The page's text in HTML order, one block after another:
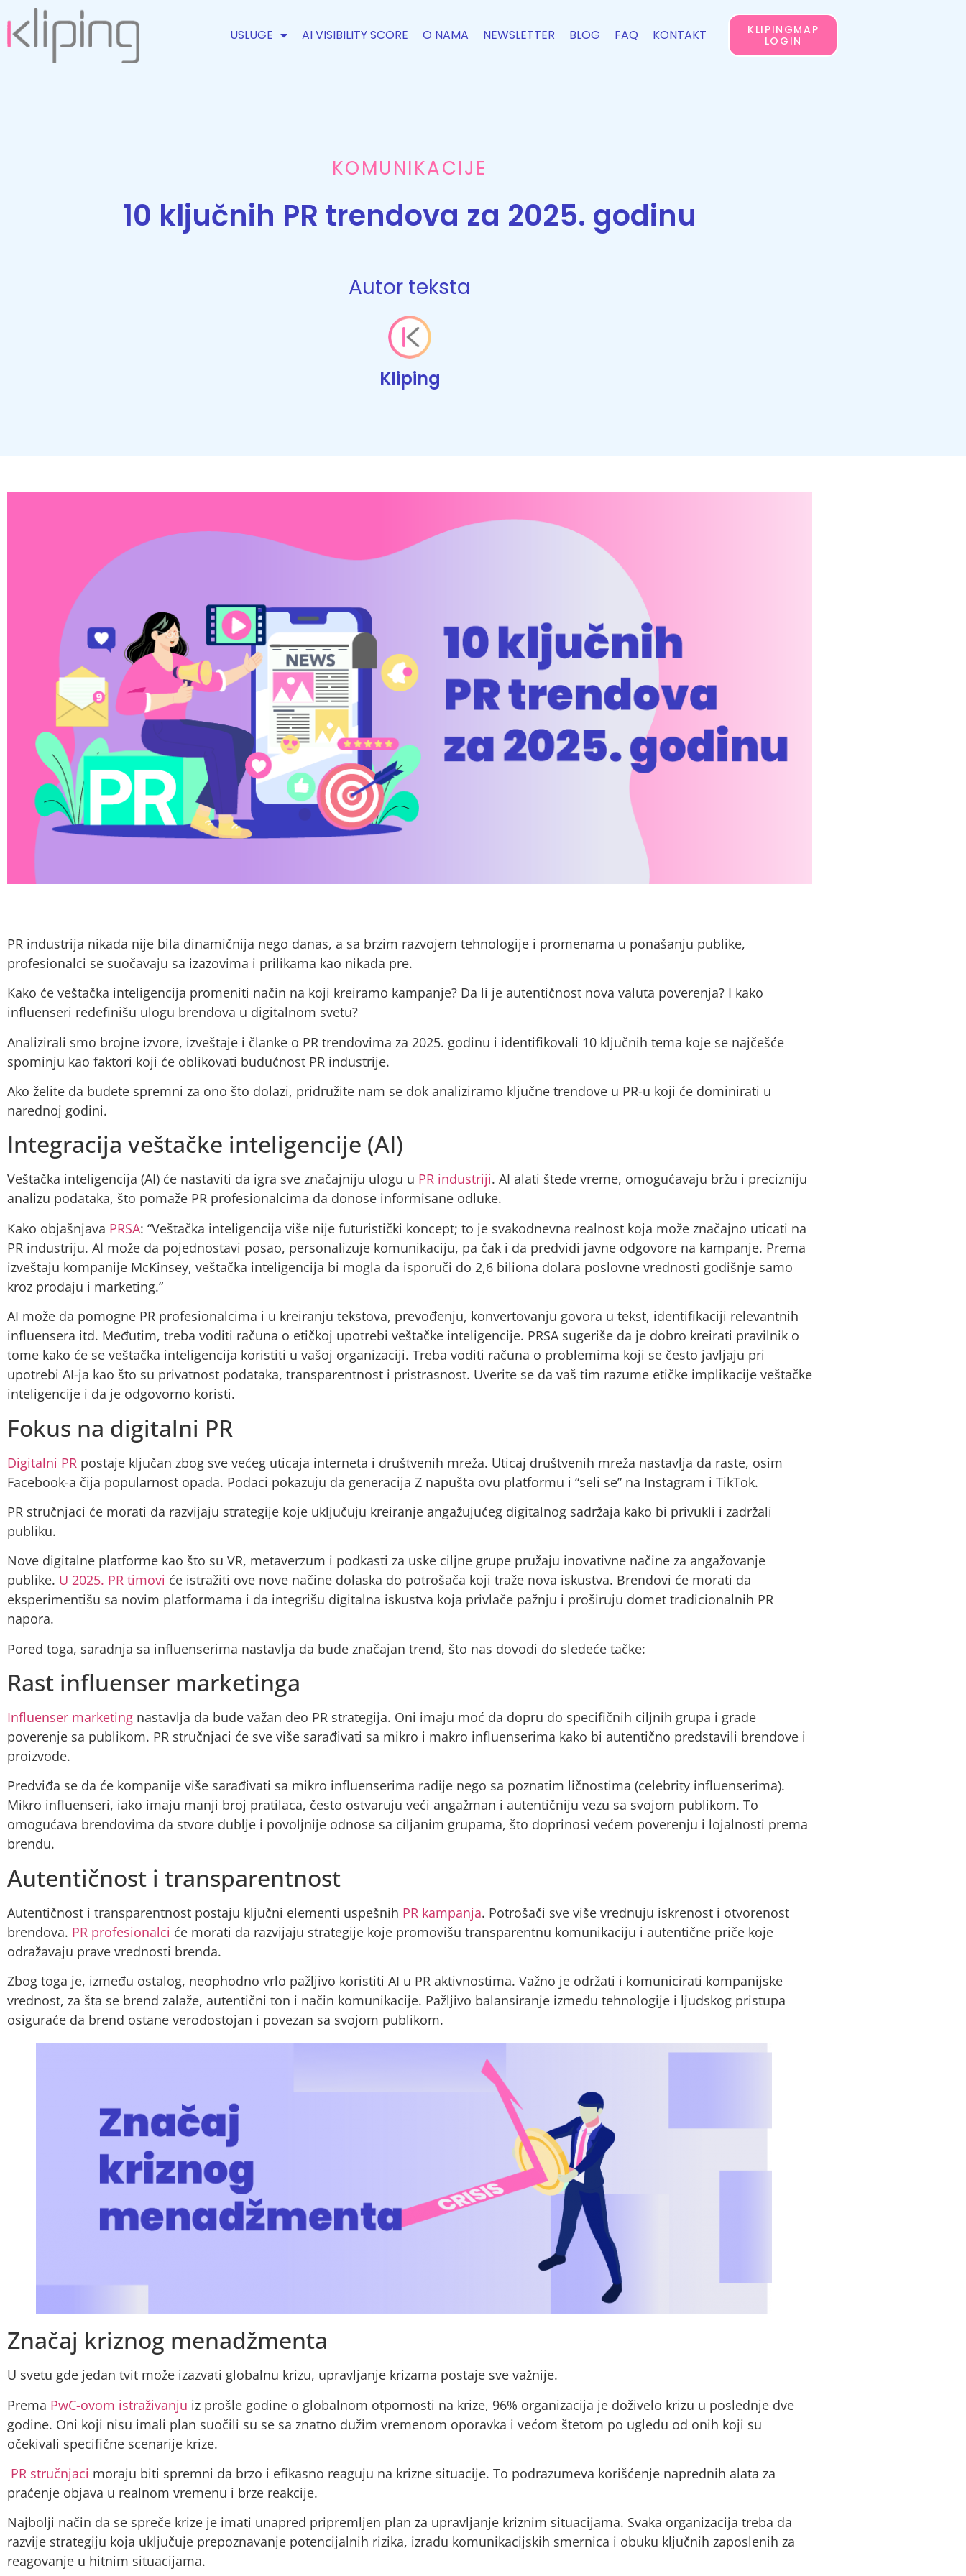
USLUGE AI VISIBILITY SCORE O NAMA NEWSLETTER BLOG FAQ KONTAKT
KLIPINGMAP
LOGIN
KOMUNIKACIJE
10 ključnih PR trendova za 2025. godinu
Autor teksta
Kliping
PR industrija nikada nije bila dinamičnija nego danas, a sa brzim razvojem tehnologije i promenama u ponašanju publike,
profesionalci se suočavaju sa izazovima i prilikama kao nikada pre.
Kako će veštačka inteligencija promeniti način na koji kreiramo kampanje? Da li je autentičnost nova valuta poverenja? I kako
influenseri redefinišu ulogu brendova u digitalnom svetu?
Analizirali smo brojne izvore, izveštaje i članke o PR trendovima za 2025. godinu i identifikovali 10 ključnih tema koje se najčešće
spominju kao faktori koji će oblikovati budućnost PR industrije.
Ako želite da budete spremni za ono što dolazi, pridružite nam se dok analiziramo ključne trendove u PR-u koji će dominirati u
narednoj godini.
Integracija veštačke inteligencije (AI)
Veštačka inteligencija (AI) će nastaviti da igra sve značajniju ulogu u PR industriji. AI alati štede vreme, omogućavaju bržu i precizniju
analizu podataka, što pomaže PR profesionalcima da donose informisane odluke.
Kako objašnjava PRSA: “Veštačka inteligencija više nije futuristički koncept; to je svakodnevna realnost koja može značajno uticati na
PR industriju. AI može da pojednostavi posao, personalizuje komunikaciju, pa čak i da predvidi javne odgovore na kampanje. Prema
izveštaju kompanije McKinsey, veštačka inteligencija bi mogla da isporuči do 2,6 biliona dolara poslovne vrednosti godišnje samo
kroz prodaju i marketing.”
AI može da pomogne PR profesionalcima i u kreiranju tekstova, prevođenju, konvertovanju govora u tekst, identifikaciji relevantnih
influensera itd. Međutim, treba voditi računa o etičkoj upotrebi veštačke inteligencije. PRSA sugeriše da je dobro kreirati pravilnik o
tome kako će se veštačka inteligencija koristiti u vašoj organizaciji. Treba voditi računa o problemima koji se često javljaju pri
upotrebi AI-ja kao što su privatnost podataka, transparentnost i pristrasnost. Uverite se da vaš tim razume etičke implikacije veštačke
inteligencije i da je odgovorno koristi.
Fokus na digitalni PR
Digitalni PR postaje ključan zbog sve većeg uticaja interneta i društvenih mreža. Uticaj društvenih mreža nastavlja da raste, osim
Facebook-a čija popularnost opada. Podaci pokazuju da generacija Z napušta ovu platformu i “seli se” na Instagram i TikTok.
PR stručnjaci će morati da razvijaju strategije koje uključuju kreiranje angažujućeg digitalnog sadržaja kako bi privukli i zadržali
publiku.
Nove digitalne platforme kao što su VR, metaverzum i podkasti za uske ciljne grupe pružaju inovativne načine za angažovanje
publike. U 2025. PR timovi će istražiti ove nove načine dolaska do potrošača koji traže nova iskustva. Brendovi će morati da
eksperimentišu sa novim platformama i da integrišu digitalna iskustva koja privlače pažnju i proširuju domet tradicionalnih PR
napora.
Pored toga, saradnja sa influenserima nastavlja da bude značajan trend, što nas dovodi do sledeće tačke:
Rast influenser marketinga
Influenser marketing nastavlja da bude važan deo PR strategija. Oni imaju moć da dopru do specifičnih ciljnih grupa i grade
poverenje sa publikom. PR stručnjaci će sve više sarađivati sa mikro i makro influenserima kako bi autentično predstavili brendove i
proizvode.
Predviđa se da će kompanije više sarađivati sa mikro influenserima radije nego sa poznatim ličnostima (celebrity influenserima).
Mikro influenseri, iako imaju manji broj pratilaca, često ostvaruju veći angažman i autentičniju vezu sa svojom publikom. To
omogućava brendovima da stvore dublje i povoljnije odnose sa ciljanim grupama, što doprinosi većem poverenju i lojalnosti prema
brendu.
Autentičnost i transparentnost
Autentičnost i transparentnost postaju ključni elementi uspešnih PR kampanja. Potrošači sve više vrednuju iskrenost i otvorenost
brendova. PR profesionalci će morati da razvijaju strategije koje promovišu transparentnu komunikaciju i autentične priče koje
odražavaju prave vrednosti brenda.
Zbog toga je, između ostalog, neophodno vrlo pažljivo koristiti AI u PR aktivnostima. Važno je održati i komunicirati kompanijske
vrednost, za šta se brend zalaže, autentični ton i način komunikacije. Pažljivo balansiranje između tehnologije i ljudskog pristupa
osiguraće da brend ostane verodostojan i povezan sa svojom publikom.
Značaj kriznog menadžmenta
U svetu gde jedan tvit može izazvati globalnu krizu, upravljanje krizama postaje sve važnije.
Prema PwC-ovom istraživanju iz prošle godine o globalnom otpornosti na krize, 96% organizacija je doživelo krizu u poslednje dve
godine. Oni koji nisu imali plan suočili su se sa znatno dužim vremenom oporavka i većom štetom po ugledu od onih koji su
očekivali specifične scenarije krize.
PR stručnjaci moraju biti spremni da brzo i efikasno reaguju na krizne situacije. To podrazumeva korišćenje naprednih alata za
praćenje objava u realnom vremenu i brze reakcije.
Najbolji način da se spreče krize je imati unapred pripremljen plan za upravljanje kriznim situacijama. Svaka organizacija treba da
razvije strategiju koja uključuje prepoznavanje potencijalnih rizika, izradu komunikacijskih smernica i obuku ključnih zaposlenih za
reagovanje u hitnim situacijama.